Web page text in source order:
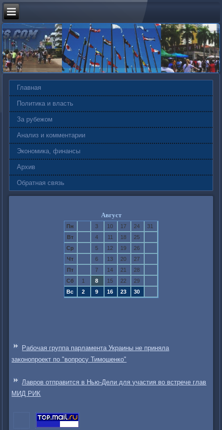
Главная
Политика и власть
За рубежом
Анализ и комментарии
Экономика, финансы
Архив
Обратная связь
Август
Пн 3 10 17 24
31
Вт
4 11 18
25
Ср
5 12 19
26
Чт
6 13 20
27
Пт
7 14 21
28
Сб
1 8 15 22
29
Вс
2 9 16 23 30
Рабочая группа парламента Украины не приняла
законопроект по "вопросу Тимошенко"
Лавров отправится в Нью-Дели для участия во встрече глав
МИД РИК